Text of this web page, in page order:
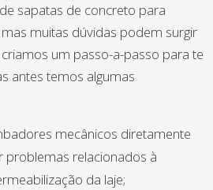
sapatas de concreto para
muitas dúvidas podem surgir
um passo-a-passo para te
antes temos algumas
mecânicos diretamente
problemas relacionados à
da laje;